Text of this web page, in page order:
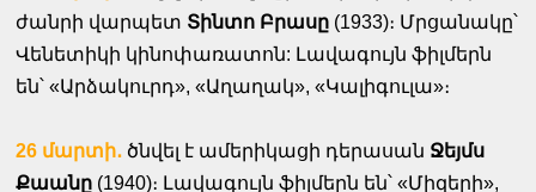
ժանրի վարպետ Տինտո Բրասը (1933)։ Մրցանակը՝
Վենետիկի կինոփառատոն: Լավագույն ֆիլմերն
են՝ «Արձակուրդ», «Աղաղակ», «Կալիգուլա»։
26 մարտի․ ծնվել է ամերիկացի դերասան Ջեյմս
Քաանը (1940)։ Լավագույն ֆիլմերն են՝ «Միզերի»,